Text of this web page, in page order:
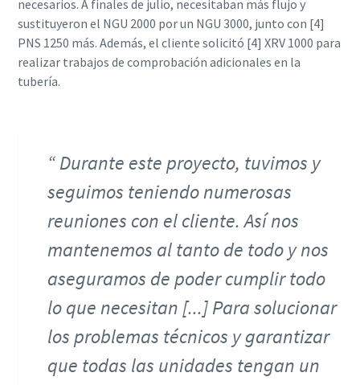
necesarios. A finales de julio, necesitaban más flujo y
sustituyeron el NGU 2000 por un NGU 3000, junto con [4]
PNS 1250 más. Además, el cliente solicitó [4] XRV 1000 para
realizar trabajos de comprobación adicionales en la
tubería.
Durante este proyecto, tuvimos y
seguimos teniendo numerosas
reuniones con el cliente. Así nos
mantenemos al tanto de todo y nos
aseguramos de poder cumplir todo
lo que necesitan [...] Para solucionar
los problemas técnicos y garantizar
que todas las unidades tengan un